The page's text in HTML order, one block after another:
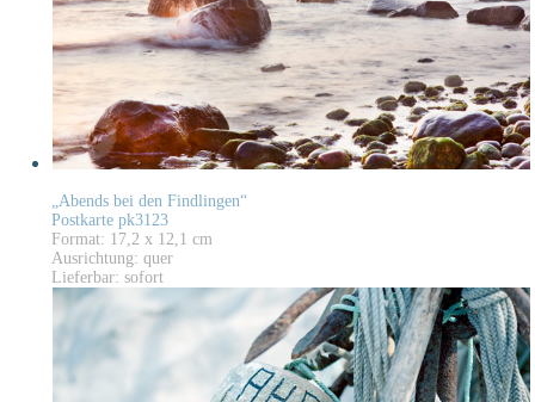
„Abends bei den Findlingen“
Postkarte pk3123
Format: 17,2 x 12,1 cm
Ausrichtung: quer
Lieferbar: sofort